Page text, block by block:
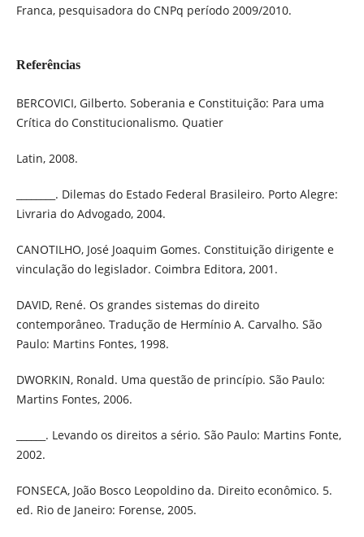
Franca, pesquisadora do CNPq período 2009/2010.
Referências
BERCOVICI, Gilberto. Soberania e Constituição: Para uma
Crítica do Constitucionalismo. Quatier
Latin, 2008.
________. Dilemas do Estado Federal Brasileiro. Porto Alegre:
Livraria do Advogado, 2004.
CANOTILHO, José Joaquim Gomes. Constituição dirigente e
vinculação do legislador. Coimbra Editora, 2001.
DAVID, René. Os grandes sistemas do direito
contemporâneo. Tradução de Hermínio A. Carvalho. São
Paulo: Martins Fontes, 1998.
DWORKIN, Ronald. Uma questão de princípio. São Paulo:
Martins Fontes, 2006.
______. Levando os direitos a sério. São Paulo: Martins Fonte,
2002.
FONSECA, João Bosco Leopoldino da. Direito econômico. 5.
ed. Rio de Janeiro: Forense, 2005.